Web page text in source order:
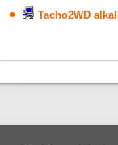
Tacho2WD